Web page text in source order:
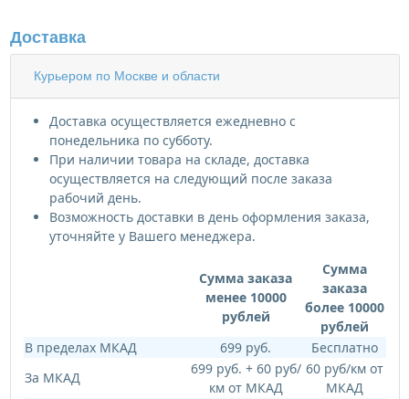
Доставка
Курьером по Москве и области
Доставка осуществляется ежедневно с
понедельника по субботу.
При наличии товара на складе, доставка
осуществляется на следующий после заказа
рабочий день.
Возможность доставки в день оформления заказа,
уточняйте у Вашего менеджера.
Сумма заказа
менее 10000
рублей
Сумма
заказа
более 10000
рублей
В пределах МКАД
699 руб.
Бесплатно
За МКАД
699 руб. + 60 руб/
км от МКАД
60 руб/км от
МКАД